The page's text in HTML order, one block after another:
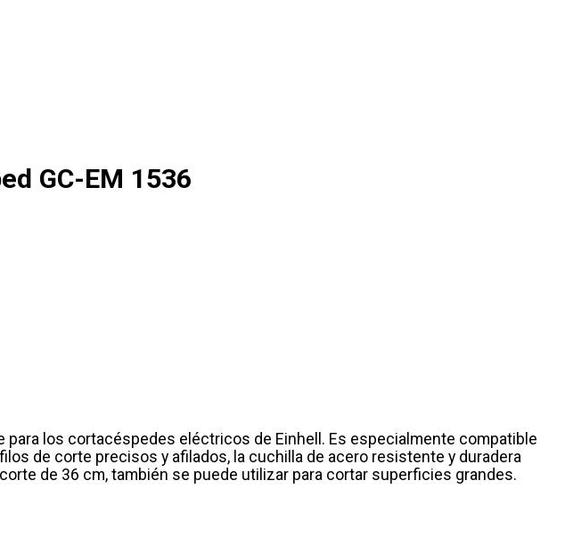
GC-EM 1536
los cortacéspedes eléctricos de Einhell. Es especialmente compatible
de corte precisos y afilados, la cuchilla de acero resistente y duradera
de 36 cm, también se puede utilizar para cortar superficies grandes.